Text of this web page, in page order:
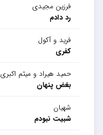
فرزین مجیدی
رد دادم
فرید و آکول
کفری
حمید هیراد و میثم اکبری
بغض پنهان
شهیان
شبیت نبودم